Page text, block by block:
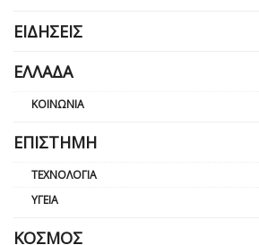
ΕΙΔΉΣΕΙΣ
ΕΛΛΆΔΑ
ΚΟΙΝΩΝΊΑ
ΕΠΙΣΤΉΜΗ
ΤΕΧΝΟΛΟΓΊΑ
ΥΓΕΊΑ
ΚΌΣΜΟΣ